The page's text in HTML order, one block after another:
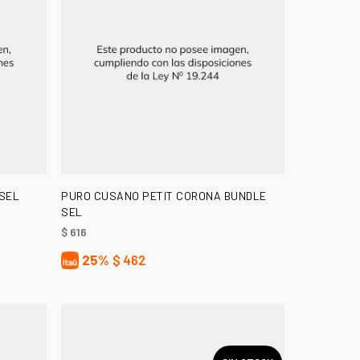
AÑADIR AL CARRITO
PURO CUSANO PETIT CORONA BUNDLE
SEL
$ 616
25% $ 462